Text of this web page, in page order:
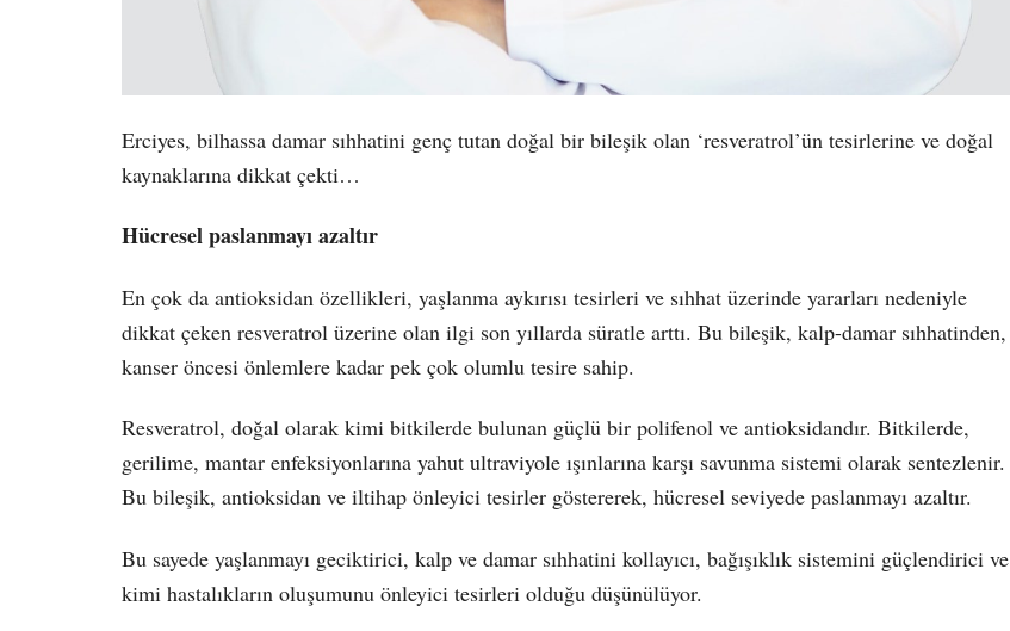
Erciyes, bilhassa damar sıhhatini genç tutan doğal bir bileşik olan ‘resveratrol’ün tesirlerine ve doğal
kaynaklarına dikkat çekti…
Hücresel paslanmayı azaltır
En çok da antioksidan özellikleri, yaşlanma aykırısı tesirleri ve sıhhat üzerinde yararları nedeniyle
dikkat çeken resveratrol üzerine olan ilgi son yıllarda süratle arttı. Bu bileşik, kalp-damar sıhhatinden,
kanser öncesi önlemlere kadar pek çok olumlu tesire sahip.
Resveratrol, doğal olarak kimi bitkilerde bulunan güçlü bir polifenol ve antioksidandır. Bitkilerde,
gerilime, mantar enfeksiyonlarına yahut ultraviyole ışınlarına karşı savunma sistemi olarak sentezlenir.
Bu bileşik, antioksidan ve iltihap önleyici tesirler göstererek, hücresel seviyede paslanmayı azaltır.
Bu sayede yaşlanmayı geciktirici, kalp ve damar sıhhatini kollayıcı, bağışıklık sistemini güçlendirici ve
kimi hastalıkların oluşumunu önleyici tesirleri olduğu düşünülüyor.